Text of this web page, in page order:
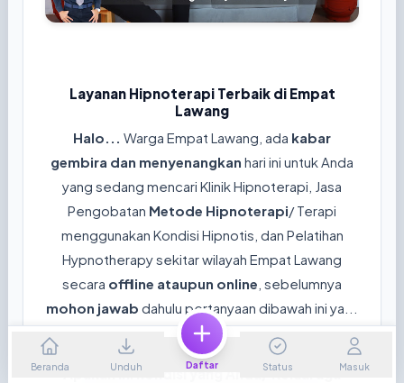
Layanan Hipnoterapi Terbaik di Empat
Lawang
Halo... Warga Empat Lawang, ada kabar
gembira dan menyenangkan hari ini untuk Anda
yang sedang mencari Klinik Hipnoterapi, Jasa
Pengobatan Metode Hipnoterapi/ Terapi
menggunakan Kondisi Hipnotis, dan Pelatihan
Hypnotherapy sekitar wilayah Empat Lawang
secara offline ataupun online , sebelumnya
mohon jawab dahulu pertanyaan dibawah ini ya...
😊
Apakah ini kondisi yang Anda/ Keluaraga
Beranda Unduh Daftar Status Masuk